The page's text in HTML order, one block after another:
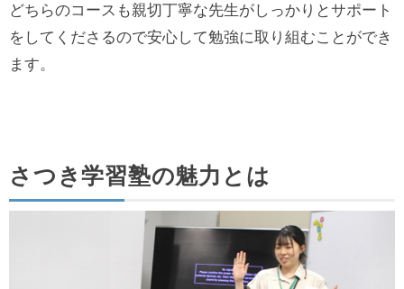
どちらのコースも親切丁寧な先生がしっかりとサポート
をしてくださるので安心して勉強に取り組むことができ
ます。
さつき学習塾の魅力とは